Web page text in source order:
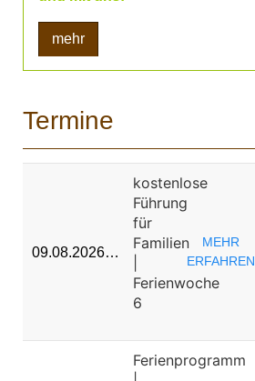
mehr
Termine
09.08.2026…
kostenlose
Führung
für
Familien
Ferienwoche
6
MEHR
ERFAHREN
Ferienprogramm